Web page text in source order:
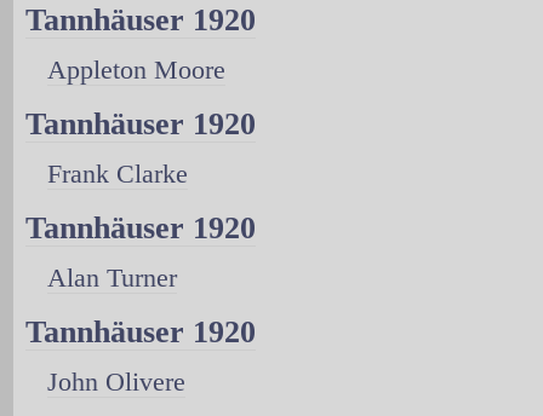
Tannhäuser 1920
Appleton Moore
Tannhäuser 1920
Frank Clarke
Tannhäuser 1920
Alan Turner
Tannhäuser 1920
John Olivere